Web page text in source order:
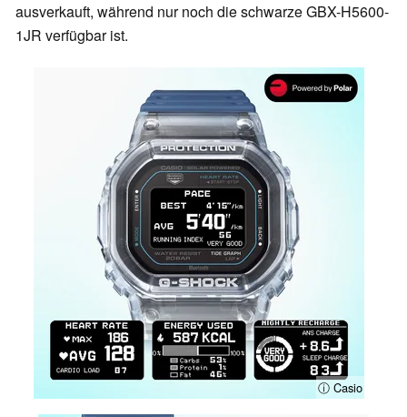
ausverkauft, während nur noch die schwarze GBX-H5600-
1JR verfügbar ist.
ⓘ Casio